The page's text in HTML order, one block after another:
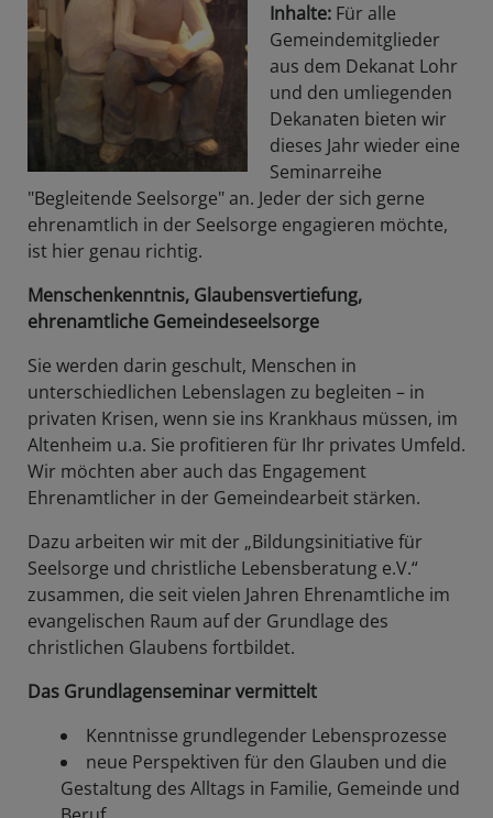
Inhalte: Für alle
Gemeindemitglieder
aus dem Dekanat Lohr
und den umliegenden
Dekanaten bieten wir
dieses Jahr wieder eine
Seminarreihe
"Begleitende Seelsorge" an. Jeder der sich gerne
ehrenamtlich in der Seelsorge engagieren möchte,
ist hier genau richtig.
Menschenkenntnis, Glaubensvertiefung,
ehrenamtliche Gemeindeseelsorge
Sie werden darin geschult, Menschen in
unterschiedlichen Lebenslagen zu begleiten – in
privaten Krisen, wenn sie ins Krankhaus müssen, im
Altenheim u.a. Sie profitieren für Ihr privates Umfeld.
Wir möchten aber auch das Engagement
Ehrenamtlicher in der Gemeindearbeit stärken.
Dazu arbeiten wir mit der „Bildungsinitiative für
Seelsorge und christliche Lebensberatung e.V.“
zusammen, die seit vielen Jahren Ehrenamtliche im
evangelischen Raum auf der Grundlage des
christlichen Glaubens fortbildet.
Das Grundlagenseminar vermittelt
Kenntnisse grundlegender Lebensprozesse
neue Perspektiven für den Glauben und die
Gestaltung des Alltags in Familie, Gemeinde und